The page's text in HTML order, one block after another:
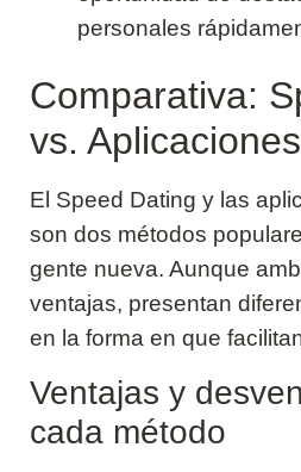
personales
Comparativa:
vs.
El Speed Dating y las
son dos métodos
gente nueva. Aunque
ventajas, presentan
en la forma en que
Ventajas y
cada método